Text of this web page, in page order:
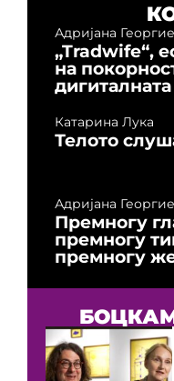
Адријана
„Tradwife“,
на
Катарина Лука
Телото
Адријана
Премногу
премногу
премногу